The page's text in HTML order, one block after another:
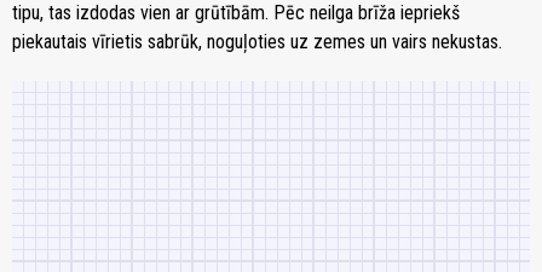
tipu, tas izdodas vien ar grūtībām. Pēc neilga brīža iepriekš
piekautais vīrietis sabrūk, noguļoties uz zemes un vairs nekustas.